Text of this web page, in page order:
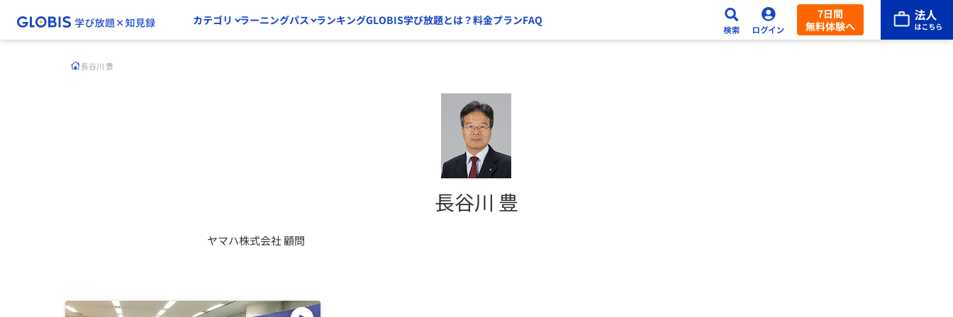
カテゴリ ラーニングパス ランキングGLOBIS学び放題とは？料金プランFAQ
7日間
無料体験へ
長谷川 豊
長谷川 豊
ヤマハ株式会社 顧問